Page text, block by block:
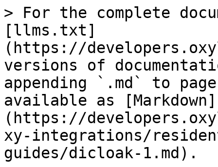
> For the complete
[llms.txt]
(https://
versions of
appending `.md` to
available as [Markdown]
(https://
xy-integrations/
guides/dicloak-1.md).